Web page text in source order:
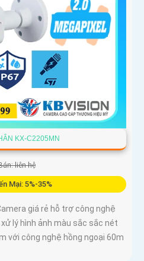
KX-C2205MN
liên hệ
Mại: 5%-35%
giá rẻ hỗ trợ công nghệ
xử lý hình ảnh màu sắc sắc nét
với công nghệ hồng ngoại 60m